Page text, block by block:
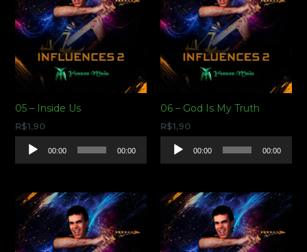
05 – Inside Us
R$1,90
Tocador
00:00 00:00
06 – God Is My Truth
R$1,90
Tocador
00:00 00:00